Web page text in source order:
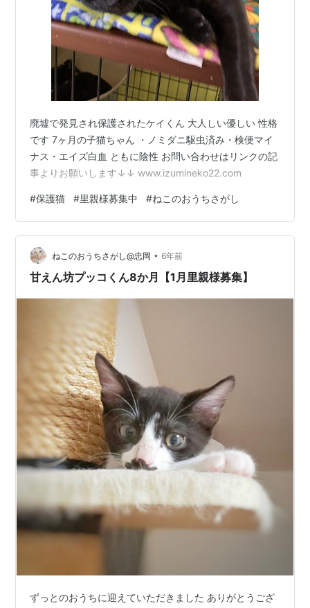
廃墟で発見され保護されたケイくん 大人しい優しい 性格
です 7ヶ月の子猫ちゃん ・ノミダニ駆虫済み・検便マイ
ナス・エイズ白血 ともに陰性 お問い合わせはリンクの記
事よりお願いします↓↓ www.izumineko22.com
#保護猫 #里親様募集中 #ねこのおうちさがし
ねこのおうちさがし@忠岡 • 6年前
甘えん坊プッコくん8か月【1月里親様募集】
ずっとのおうちに迎えていただきました ありがとうござ